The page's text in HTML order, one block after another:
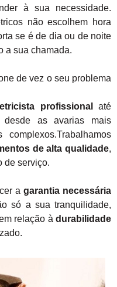
à sua necessidade.
não escolhem hora
se é de dia ou de noite
a sua chamada.
de vez o seu problema
profissional
até
desde as avarias mais
de alta qualidade,
de serviço.
a garantia necessária
só a sua tranquilidade,
relação à durabilidade